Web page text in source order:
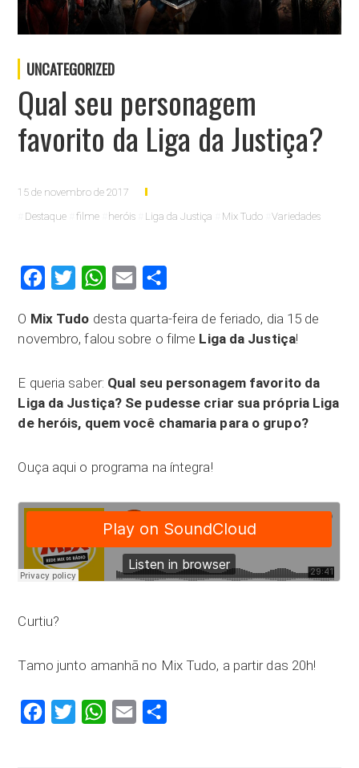
UNCATEGORIZED
Qual seu personagem
favorito da Liga da Justiça?
15 de novembro de 2017
Destaque
filme heróis Liga da Justiça Mix Tudo Variedades
FacebookTwitter WhatsApp
Email
O Mix Tudo desta quarta-feira de feriado, dia 15 de
novembro, falou sobre o filme Liga da Justiça!
E queria saber: Qual seu personagem favorito da
Liga da Justiça? Se pudesse criar sua própria Liga
de heróis, quem você chamaria para o grupo?
Ouça aqui o programa na íntegra!
Curtiu?
Tamo junto amanhã no Mix Tudo, a partir das 20h!
FacebookTwitter WhatsApp
Email